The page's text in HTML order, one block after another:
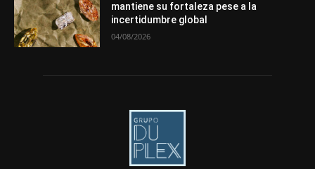
mantiene su fortaleza pese a la
incertidumbre global
04/08/2026